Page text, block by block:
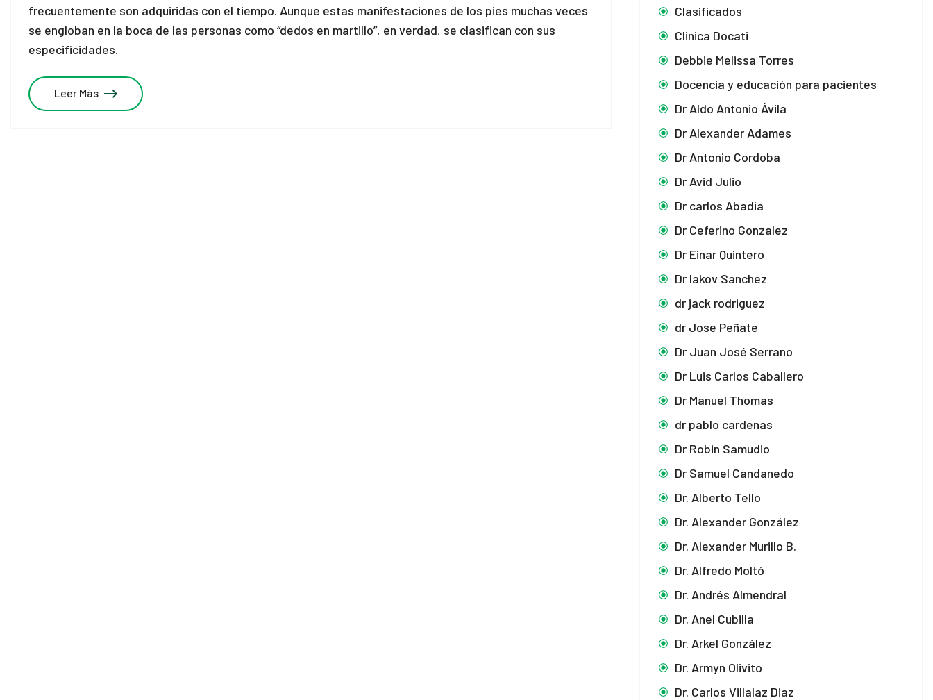
Clasificados
Clinica Docati
Debbie Melissa Torres
Docencia y educación para pacientes
Dr Aldo Antonio Ávila
Dr Alexander Adames
Dr Antonio Cordoba
Dr Avid Julio
Dr carlos Abadia
Dr Ceferino Gonzalez
Dr Einar Quintero
Dr Iakov Sanchez
dr jack rodriguez
dr Jose Peñate
Dr Juan José Serrano
Dr Luis Carlos Caballero
Dr Manuel Thomas
dr pablo cardenas
Dr Robin Samudio
Dr Samuel Candanedo
Dr. Alberto Tello
Dr. Alexander González
Dr. Alexander Murillo B.
Dr. Alfredo Moltó
Dr. Andrés Almendral
Dr. Anel Cubilla
Dr. Arkel González
Dr. Armyn Olivito
Dr. Carlos Villalaz Diaz
frecuentemente son adquiridas con el tiempo. Aunque estas manifestaciones de los pies muchas veces
se engloban en la boca de las personas como “dedos en martillo”, en verdad, se clasifican con sus
especificidades.
Leer Más